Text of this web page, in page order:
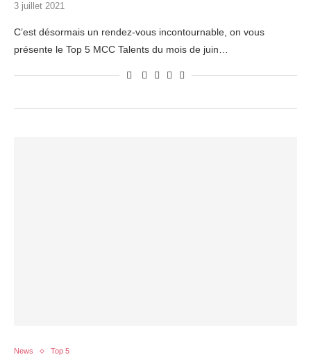
3 juillet 2021
C’est désormais un rendez-vous incontournable, on vous
présente le Top 5 MCC Talents du mois de juin…
News Top 5